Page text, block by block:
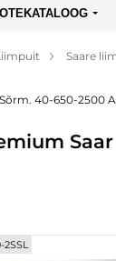
Saare
40-650-2500
Saar